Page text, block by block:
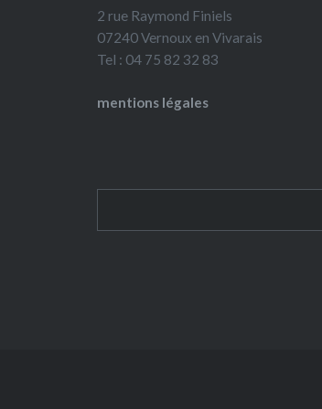
2 rue Raymond Finiels
07240 Vernoux en Vivarais
Tel : 04 75 82 32 83
mentions légales